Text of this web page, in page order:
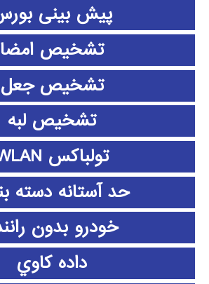
پیش بینی
تشخیص امضا
تشخیص جعل
تشخیص لبه
تولباکس WLAN
حد آستانه دسته
خودرو بدون
داده كاوي